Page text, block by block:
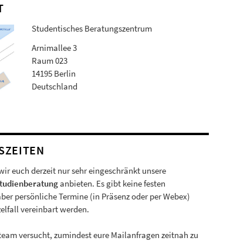
Studentisches Beratungszentrum
Arnimallee 3
Raum 023
14195 Berlin
Deutschland
euch derzeit nur sehr eingeschränkt unsere
anbieten. Es gibt keine festen
persönliche Termine (in Präsenz oder per Webex)
vereinbart werden.
versucht, zumindest eure Mailanfragen zeitnah zu